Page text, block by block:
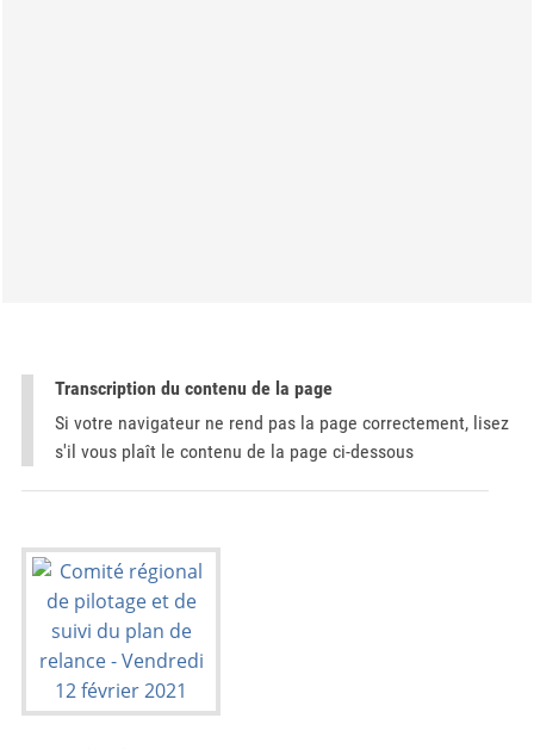
Transcription du contenu de la page
Si votre navigateur ne rend pas la page correctement, lisez
s'il vous plaît le contenu de la page ci-dessous